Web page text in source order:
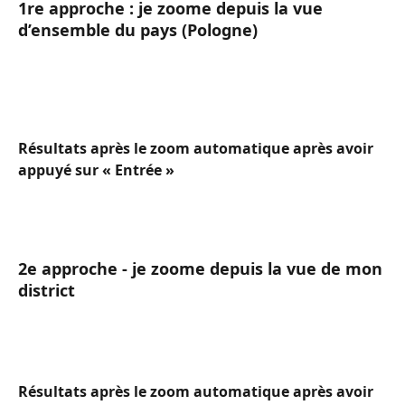
1re approche : je zoome depuis la vue
d’ensemble du pays (Pologne)
Résultats après le zoom automatique après avoir
appuyé sur « Entrée »
2e approche - je zoome depuis la vue de mon
district
Résultats après le zoom automatique après avoir